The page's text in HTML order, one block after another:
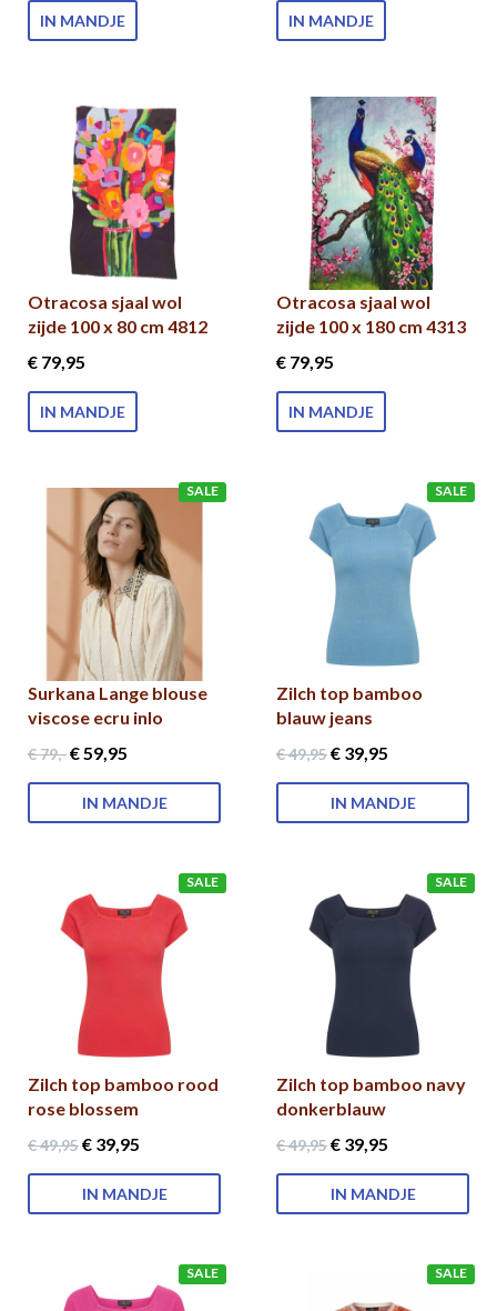
IN MANDJE IN MANDJE
Otracosa sjaal wol
zijde 100 x 80 cm 4812
€ 79,95
IN MANDJE
Otracosa sjaal wol
zijde 100 x 180 cm 4313
€ 79,95
IN MANDJE
SALE
Surkana Lange blouse
viscose ecru inlo
€ 79,-€ 59,95
IN MANDJE
SALE
Zilch top bamboo
blauw jeans
€ 49,95€ 39,95
IN MANDJE
SALE
Zilch top bamboo rood
rose blossem
€ 49,95€ 39,95
IN MANDJE
SALE
Zilch top bamboo navy
donkerblauw
€ 49,95€ 39,95
IN MANDJE
SALE SALE